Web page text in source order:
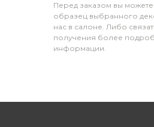
Перед заказом вы можете
образец выбранного
нас в салоне. Либо
получения более
информации.